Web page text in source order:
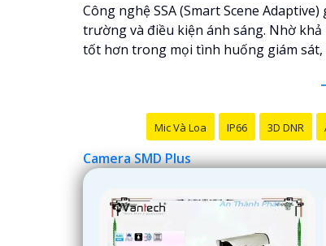
Công nghệ SSA (Smart Scene
trường và điều kiện ánh sáng. Nhờ
tốt hơn trong mọi tình huống giám sát,
Mic Và Loa IP66 3D DNR
Camera SMD Plus